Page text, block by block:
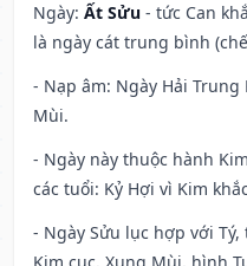
Ngày: Ất Sửu - tức Can
là ngày cát trung bình
- Nạp âm: Ngày Hải Trung
Mùi.
- Ngày này thuộc hành
các tuổi: Kỷ Hợi vì Kim
- Ngày Sửu lục hợp với